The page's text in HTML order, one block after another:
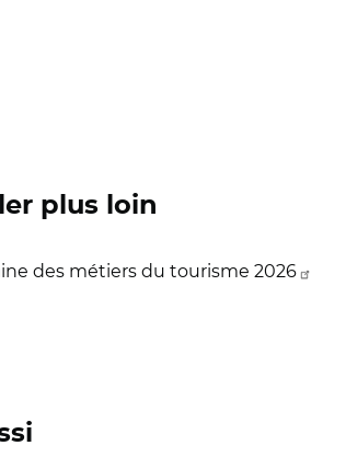
plus loin
des métiers du tourisme 2026